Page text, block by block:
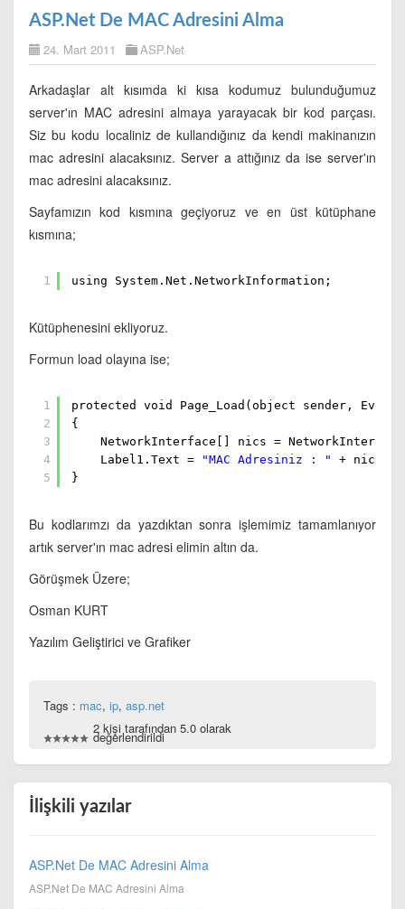
ASP.Net De MAC Adresini Alma
24. Mart 2011 ASP.Net
Arkadaşlar alt kısımda ki kısa kodumuz bulunduğumuz
server'ın MAC adresini almaya yarayacak bir kod parçası.
Siz bu kodu localiniz de kullandığınız da kendi makinanızın
mac adresini alacaksınız. Server a attığınız da ise server'ın
mac adresini alacaksınız.
Sayfamızın kod kısmına geçiyoruz ve en üst kütüphane
kısmına;
1 using System.Net.NetworkInformation;
Kütüphenesini ekliyoruz.
Formun load olayına ise;
1
2
3
4
5
protected void Page_Load(object sender,
{
NetworkInterface[] nics =
Label1.Text =
"MAC Adresiniz : "
+
}
Bu kodlarımzı da yazdıktan sonra işlemimiz tamamlanıyor
artık server'ın mac adresi elimin altın da.
Görüşmek Üzere;
Osman KURT
Yazılım Geliştirici ve Grafiker
Tags : mac, ip, asp.net
2 kişi tarafından 5.0 olarak
değerlendirildi
İlişkili yazılar
ASP.Net De MAC Adresini Alma
ASP.Net De MAC Adresini Alma